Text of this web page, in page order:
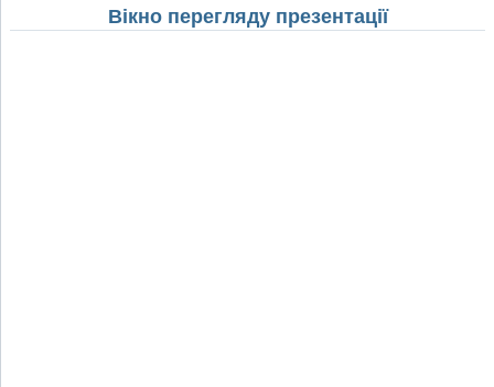
Вікно перегляду презентації